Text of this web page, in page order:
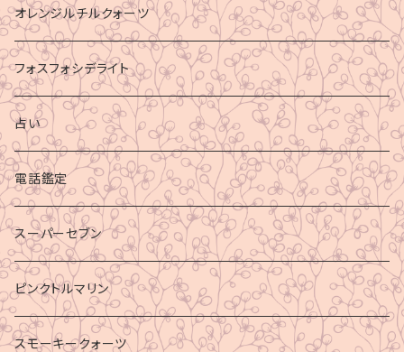
オレンジルチルクォーツ
フォスフォシデライト
占い
電話鑑定
スーパーセブン
ピンクトルマリン
スモーキークォーツ